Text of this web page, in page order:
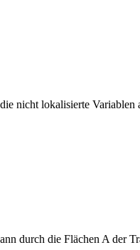
nicht lokalisierte Variablen
durch die Flächen A der